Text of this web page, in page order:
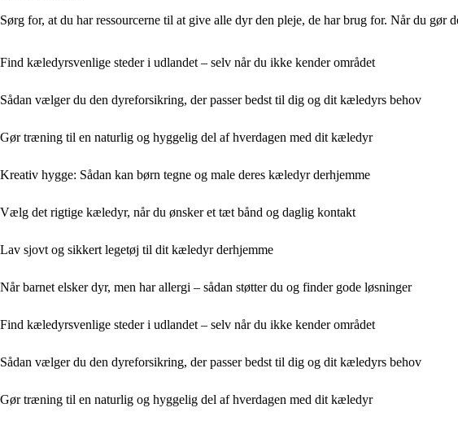
Sørg for, at du har ressourcerne til at give alle dyr den pleje, de har brug for. Når du
Find kæledyrsvenlige steder i udlandet – selv når du ikke kender området
Sådan vælger du den dyreforsikring, der passer bedst til dig og dit kæledyrs behov
Gør træning til en naturlig og hyggelig del af hverdagen med dit kæledyr
Kreativ hygge: Sådan kan børn tegne og male deres kæledyr derhjemme
Vælg det rigtige kæledyr, når du ønsker et tæt bånd og daglig kontakt
Lav sjovt og sikkert legetøj til dit kæledyr derhjemme
Når barnet elsker dyr, men har allergi – sådan støtter du og finder gode løsninger
Find kæledyrsvenlige steder i udlandet – selv når du ikke kender området
Sådan vælger du den dyreforsikring, der passer bedst til dig og dit kæledyrs behov
Gør træning til en naturlig og hyggelig del af hverdagen med dit kæledyr